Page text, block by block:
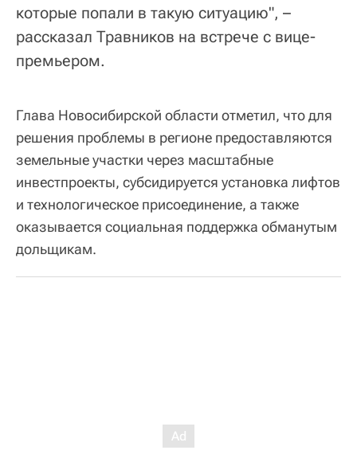
которые попали в такую ситуацию", –
рассказал Травников на встрече с вице-
премьером.
Глава Новосибирской области отметил, что для
решения проблемы в регионе предоставляются
земельные участки через масштабные
инвестпроекты, субсидируется установка лифтов
и технологическое присоединение, а также
оказывается социальная поддержка обманутым
дольщикам.